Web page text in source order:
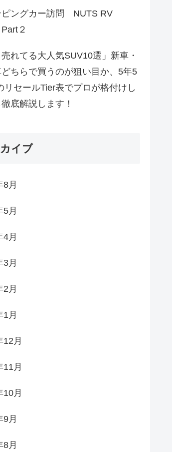
ピングカー訪問 NUTS RV
２
売れてる大人気SUV10選」新車・
ちらで買うのが狙い目か、5年5
リセールTier表でプロが格付けし
底解説します！
イブ
8月
5月
4月
3月
2月
1月
12月
11月
10月
9月
8月